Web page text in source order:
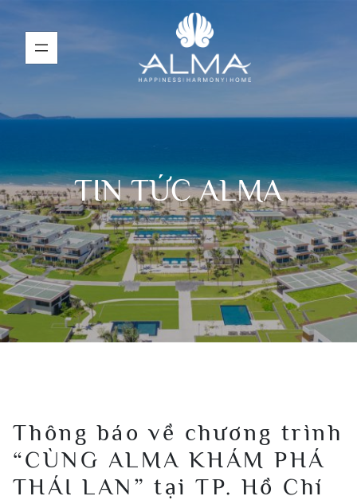
TIN TỨC ALMA
Thông báo về chương trình
“CÙNG ALMA KHÁM PHÁ
THÁI LAN” tại TP. Hồ Chí